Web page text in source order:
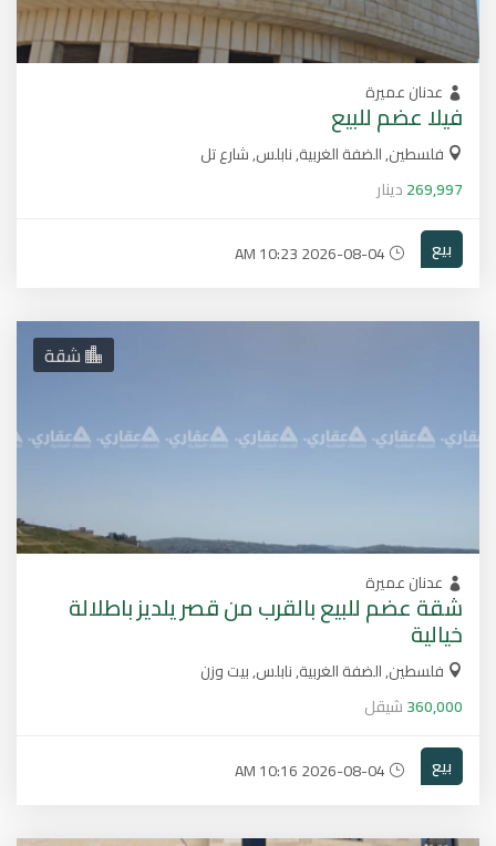
عدنان عميرة
فيلا عضم للبيع
فلسطين, الضفة الغربية, نابلس, شارع تل
269,997دينار
بيع
شقة
عدنان عميرة
شقة عضم للبيع بالقرب من قصر يلديز باطلالة
خيالية
فلسطين, الضفة الغربية, نابلس, بيت وزن
360,000شيقل
بيع